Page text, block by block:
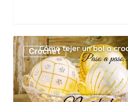
Cómo
tejer
un
bol
a
Crochet